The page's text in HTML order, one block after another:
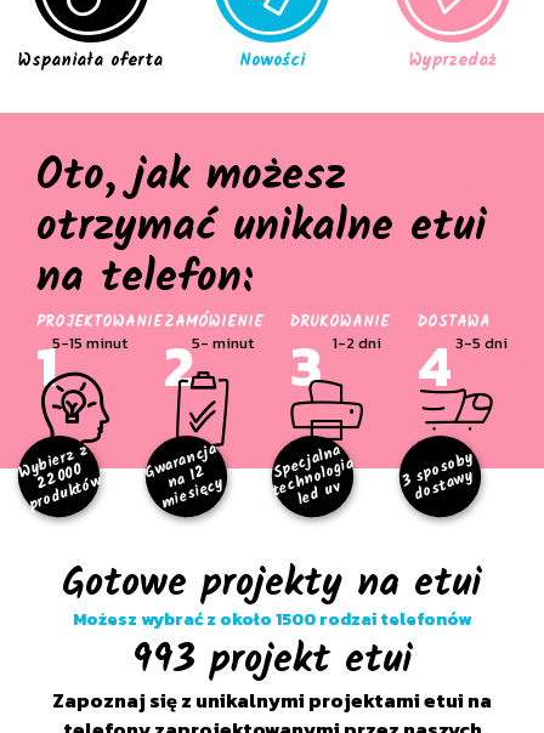
Wspaniała oferta Nowości Wyprzedaż
Oto, jak możesz
otrzymać unikalne etui
na telefon:
PROJEKTOWANIE
5-15 minut
1
W
y
bi
er
z
z
2
2
0
0
0
pr
o
d
u
k
t
ó
w
ZAMÓWIENIE
5- minut
2
G
w
ar
a
n
cj
a
n
a 1
2
mi
e
si
ę
c
y
DRUKOWANIE
1-2 dni
3
Specjalna
technologia
led uv
DOSTAWA
3-5 dni
4
3
s
p
o
s
o
b
y
d
o
s
t
a
w
y
Gotowe projekty na etui
Możesz wybrać z około 1500 rodzai telefonów
993 projekt etui
Zapoznaj się z unikalnymi projektami etui na